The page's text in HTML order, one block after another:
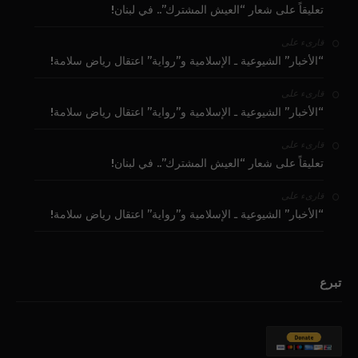
تعليقاً على شعار “العيش المشترك”.. في لبنان!
قارىء على
“الأخبار” الشيوعية ـ الإسلامية و”رواية” اعتقال رياض سلامة!
قارىء على
“الأخبار” الشيوعية ـ الإسلامية و”رواية” اعتقال رياض سلامة!
قارىء على
تعليقاً على شعار “العيش المشترك”.. في لبنان!
قارىء على
“الأخبار” الشيوعية ـ الإسلامية و”رواية” اعتقال رياض سلامة!
تبرع